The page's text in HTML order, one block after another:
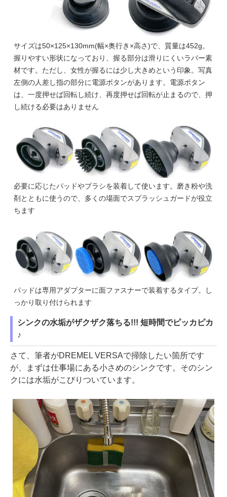
サイズは50×125×130mm(幅×奥行き×高さ)で、質量は452g。
握りやすい形状になっており、握る部分は滑りにくいラバー素
材です。ただし、女性が握るには少し大きめという印象。写真
左側の人差し指の部分に電源ボタンがあります。電源ボタン
は、一度押せば回転し続け、再度押せば回転が止まるので、押
し続ける必要はありません
必要に応じたパッドやブラシを装着して使います。磨き粉や洗
剤とともに使うので、多くの場面でスプラッシュガードが役立
ちます
パッドは専用アダプターに面ファスナーで装着するタイプ。し
っかり取り付けられます
シンクの水垢がザクザク落ちる!!! 短時間でピッカピカ
♪
さて、筆者がDREMEL VERSAで掃除したい箇所です
が、まずは仕事場にある小さめのシンクです。そのシン
クには水垢がこびりついています。